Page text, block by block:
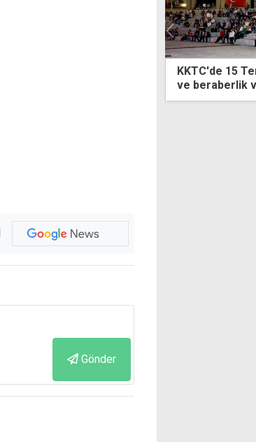
Gönder
10'uncu yılında birlik
UBP'nin 3